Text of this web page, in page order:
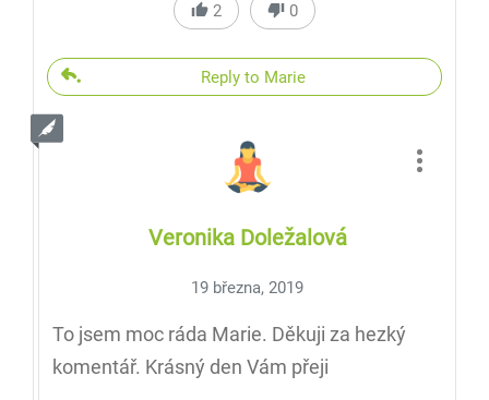
2 0
Reply to Marie
Veronika Doležalová
19 března, 2019
To jsem moc ráda Marie. Děkuji za hezký
komentář. Krásný den Vám přeji